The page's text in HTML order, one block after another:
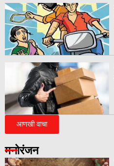
आणखी वाचा
मनोरंजन